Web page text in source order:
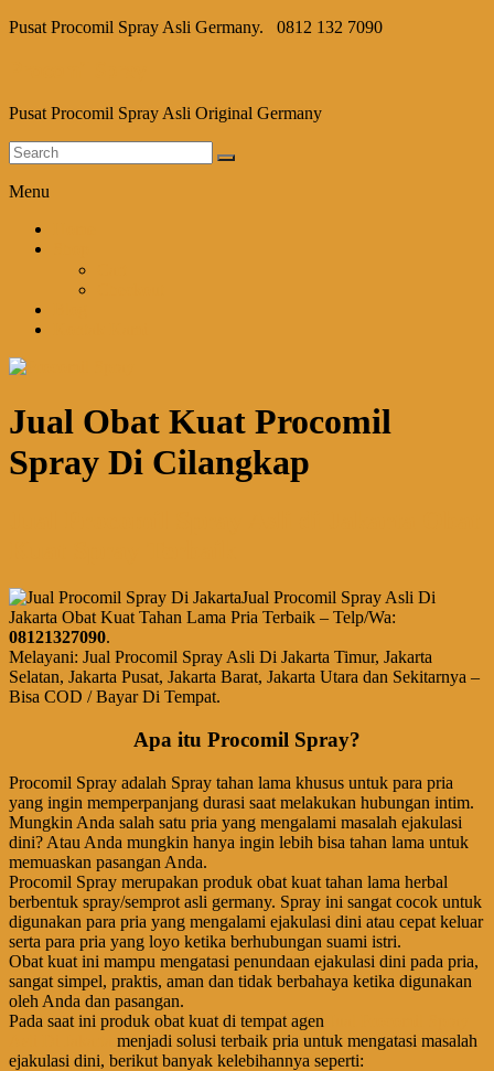
Pusat Procomil Spray Asli Germany. 0812 132 7090
Pusat Procomil Spray Asli Original Germany
Menu
Jual Obat Kuat Procomil
Spray Di Cilangkap
Jual Procomil Spray Asli Di
Jakarta Obat Kuat Tahan Lama Pria Terbaik – Telp/Wa:
08121327090.
Melayani: Jual Procomil Spray Asli Di Jakarta Timur, Jakarta
Selatan, Jakarta Pusat, Jakarta Barat, Jakarta Utara dan Sekitarnya –
Bisa COD / Bayar Di Tempat.
Apa itu Procomil Spray?
Procomil Spray adalah Spray tahan lama khusus untuk para pria
yang ingin memperpanjang durasi saat melakukan hubungan intim.
Mungkin Anda salah satu pria yang mengalami masalah ejakulasi
dini? Atau Anda mungkin hanya ingin lebih bisa tahan lama untuk
memuaskan pasangan Anda.
Procomil Spray merupakan produk obat kuat tahan lama herbal
berbentuk spray/semprot asli germany. Spray ini sangat cocok untuk
digunakan para pria yang mengalami ejakulasi dini atau cepat keluar
serta para pria yang loyo ketika berhubungan suami istri.
Obat kuat ini mampu mengatasi penundaan ejakulasi dini pada pria,
sangat simpel, praktis, aman dan tidak berbahaya ketika digunakan
oleh Anda dan pasangan.
Pada saat ini produk obat kuat di tempat agen
menjadi solusi terbaik pria untuk mengatasi masalah
ejakulasi dini, berikut banyak kelebihannya seperti: